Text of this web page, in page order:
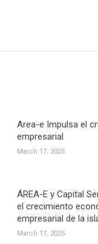
Area-e Impulsa el
empresarial
March 17, 2025
ÁREA-E y Capital
el crecimiento
empresarial de la
March 17, 2025